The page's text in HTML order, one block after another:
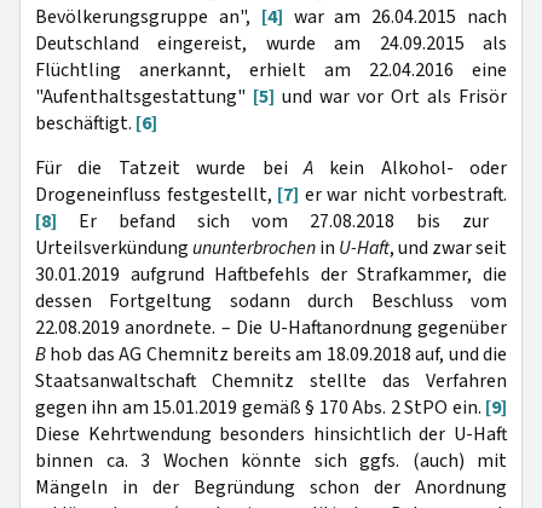
Bevölkerungsgruppe an", [4] war am 26.04.2015 nach
Deutschland eingereist, wurde am 24.09.2015 als
Flüchtling anerkannt, erhielt am 22.04.2016 eine
"Aufenthaltsgestattung" [5] und war vor Ort als Frisör
beschäftigt. [6]
Für die Tatzeit wurde beiAkein Alkohol- oder
Drogeneinfluss festgestellt, [7] er war nicht vorbestraft.
[8]
Er befand sich vom 27.08.2018 bis zur
Urteilsverkündungununterbrochenin U-Haft, und zwar seit
30.01.2019 aufgrund Haftbefehls der Strafkammer, die
dessen Fortgeltung sodann durch Beschluss vom
22.08.2019 anordnete. – Die U-Haftanordnung gegenüber
Bhob das AG Chemnitz bereits am 18.09.2018auf, und die
Staatsanwaltschaft Chemnitz stellte das Verfahren
gegen ihn am 15.01.2019 gemäß § 170 Abs. 2 StPO ein. [9]
Diese Kehrtwendung besonders hinsichtlich der U-Haft
binnen ca. 3 Wochen könnte sich ggfs. (auch) mit
Mängeln in der Begründung schon der Anordnung